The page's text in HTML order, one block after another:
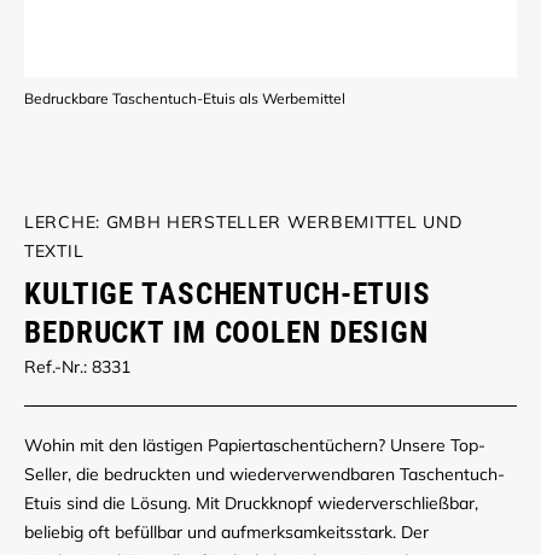
Bedruckbare Taschentuch-Etuis als Werbemittel
LERCHE: GMBH HERSTELLER WERBEMITTEL UND
TEXTIL
KULTIGE TASCHENTUCH-ETUIS
BEDRUCKT IM COOLEN DESIGN
Ref.-Nr.: 8331
Wohin mit den lästigen Papiertaschentüchern? Unsere Top-
Seller, die bedruckten und wiederverwendbaren Taschentuch-
Etuis sind die Lösung. Mit Druckknopf wiederverschließbar,
beliebig oft befüllbar und aufmerksamkeitsstark. Der